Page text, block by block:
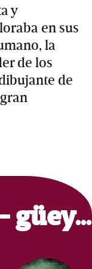
y
en sus
la
de los
de
güey…